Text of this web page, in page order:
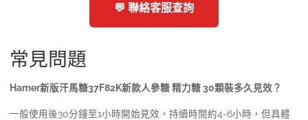
💬 聯絡客服查詢
常見問題
Hamer新版汗馬糖37F82K新款人參糖 精力糖 30顆裝多久見效？
一般使用後30分鐘至1小時開始見效，持續時間約4-6小時，但具體